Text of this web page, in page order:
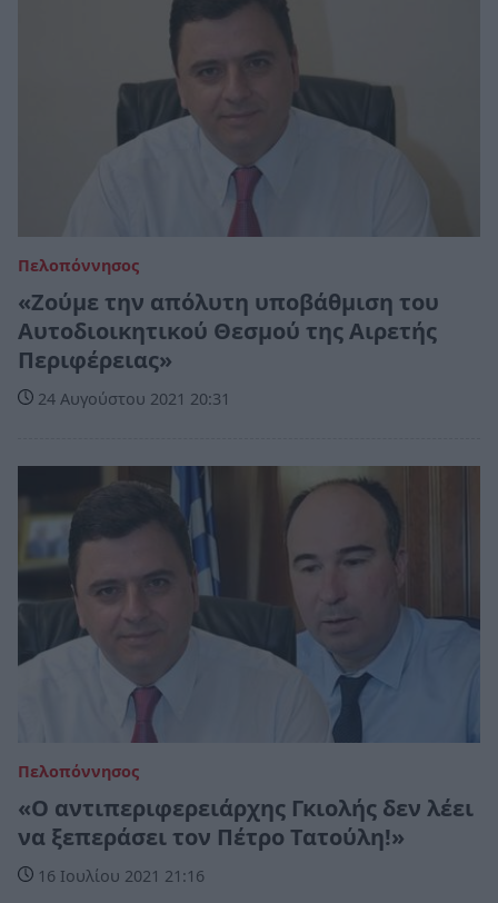
Πελοπόννησος
«Ζούμε την απόλυτη υποβάθμιση του
Αυτοδιοικητικού Θεσμού της Αιρετής
Περιφέρειας»
24 Αυγούστου 2021 20:31
Πελοπόννησος
«O αντιπεριφερειάρχης Γκιολής δεν λέει
να ξεπεράσει τον Πέτρο Τατούλη!»
16 Ιουλίου 2021 21:16